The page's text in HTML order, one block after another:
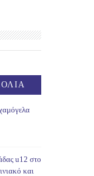
u12 στο
και